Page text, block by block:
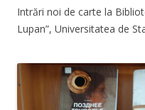
Intrări noi de carte la
Lupan”, Universitatea de